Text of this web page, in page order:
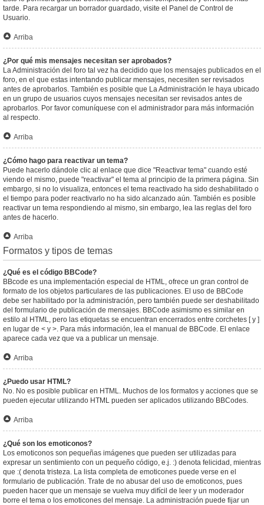
tarde. Para recargar un borrador guardado, visite el Panel de Control de
Usuario.
Arriba
¿Por qué mis mensajes necesitan ser aprobados?
La Administración del foro tal vez ha decidido que los mensajes publicados en el
foro, en el que estas intentando publicar mensajes, necesiten ser revisados
antes de aprobarlos. También es posible que La Administración le haya ubicado
en un grupo de usuarios cuyos mensajes necesitan ser revisados antes de
aprobarlos. Por favor comuníquese con el administrador para más información
al respecto.
Arriba
¿Cómo hago para reactivar un tema?
Puede hacerlo dándole clic al enlace que dice "Reactivar tema" cuando esté
viendo el mismo, puede "reactivar" el tema al principio de la primera página. Sin
embargo, si no lo visualiza, entonces el tema reactivado ha sido deshabilitado o
el tiempo para poder reactivarlo no ha sido alcanzado aún. También es posible
reactivar un tema respondiendo al mismo, sin embargo, lea las reglas del foro
antes de hacerlo.
Arriba
Formatos y tipos de temas
¿Qué es el código BBCode?
BBcode es una implementación especial de HTML, ofrece un gran control de
formato de los objetos particulares de las publicaciones. El uso de BBCode
debe ser habilitado por la administración, pero también puede ser deshabilitado
del formulario de publicación de mensajes. BBCode asimismo es similar en
estilo al HTML, pero las etiquetas se encuentran encerrados entre corchetes [ y ]
en lugar de < y >. Para más información, lea el manual de BBCode. El enlace
aparece cada vez que va a publicar un mensaje.
Arriba
¿Puedo usar HTML?
No. No es posible publicar en HTML. Muchos de los formatos y acciones que se
pueden ejecutar utilizando HTML pueden ser aplicados utilizando BBCodes.
Arriba
¿Qué son los emoticonos?
Los emoticonos son pequeñas imágenes que pueden ser utilizadas para
expresar un sentimiento con un pequeño código, e.j. :) denota felicidad, mientras
que :( denota tristeza. La lista completa de emoticones puede verse en el
formulario de publicación. Trate de no abusar del uso de emoticonos, pues
pueden hacer que un mensaje se vuelva muy difícil de leer y un moderador
borre el tema o los emoticones del mensaje. La administración puede fijar un